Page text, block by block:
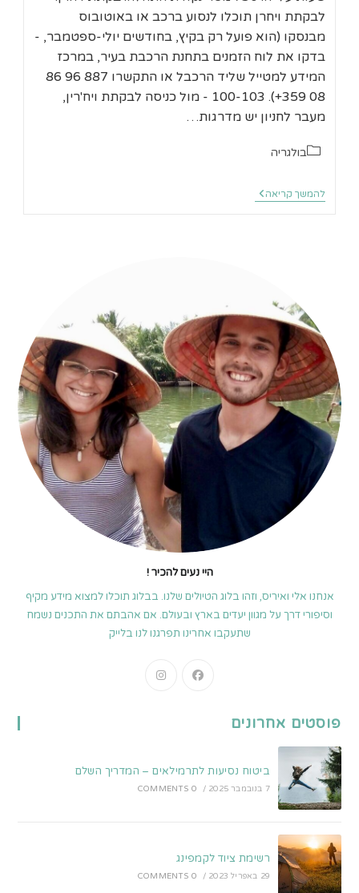
לבקתת ויחרן תוכלו לנסוע ברכב או באוטובוס
מבנסקו (הוא פועל רק בקיץ, בחודשים יולי-ספטמבר, -
בדקו את לוח הזמנים בתחנת הרכבת בעיר, במרכז
המידע למטייל שליד הרכבל או התקשרו 887 96 86
08 359+). 100-103 - מול כניסה לבקתת ויח'רין,
מעבר לחניון יש מדרגות…
קטגוריה:
בולגריה
להמשך קריאה בנסקו
טרק
היי נעים להכיר !
אנחנו אלי ואיריס, וזהו בלוג הטיולים שלנו. בבלוג תוכלו למצוא מידע מקיף
וסיפורי דרך על מגוון יעדים בארץ ובעולם. אם אהבתם את התכנים נשמח
שתעקבו אחרינו תפרגנו לנו בלייק
Opens
פוסטים אחרונים
ביטוח נסיעות לתרמילאים – המדריך השלם
7 בנובמבר 2025 /
0 COMMENTS
רשימת ציוד לקמפינג
29 באפריל 2023 /
0 COMMENTS